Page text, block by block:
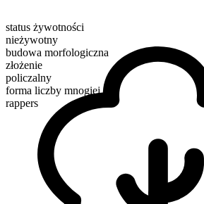
status żywotności
nieżywotny
budowa morfologiczna
złożenie
policzalny
forma liczby mnogiej
rappers